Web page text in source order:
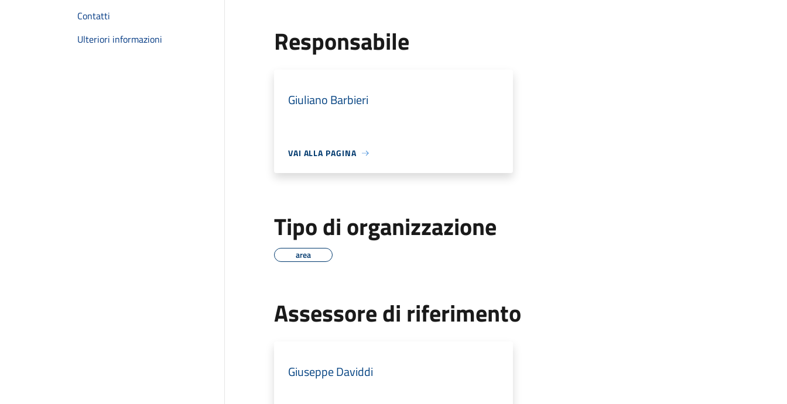
Contatti
Ulteriori informazioni
Responsabile
Giuliano Barbieri
VAI ALLA PAGINA
Tipo di organizzazione
area
Assessore di riferimento
Giuseppe Daviddi